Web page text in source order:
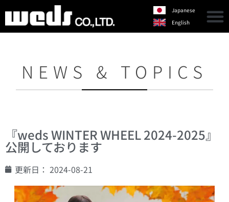
Japanese
English
NEWS & TOPICS
『weds WINTER WHEEL 2024-2025』
公開しております
更新日： 2024-08-21